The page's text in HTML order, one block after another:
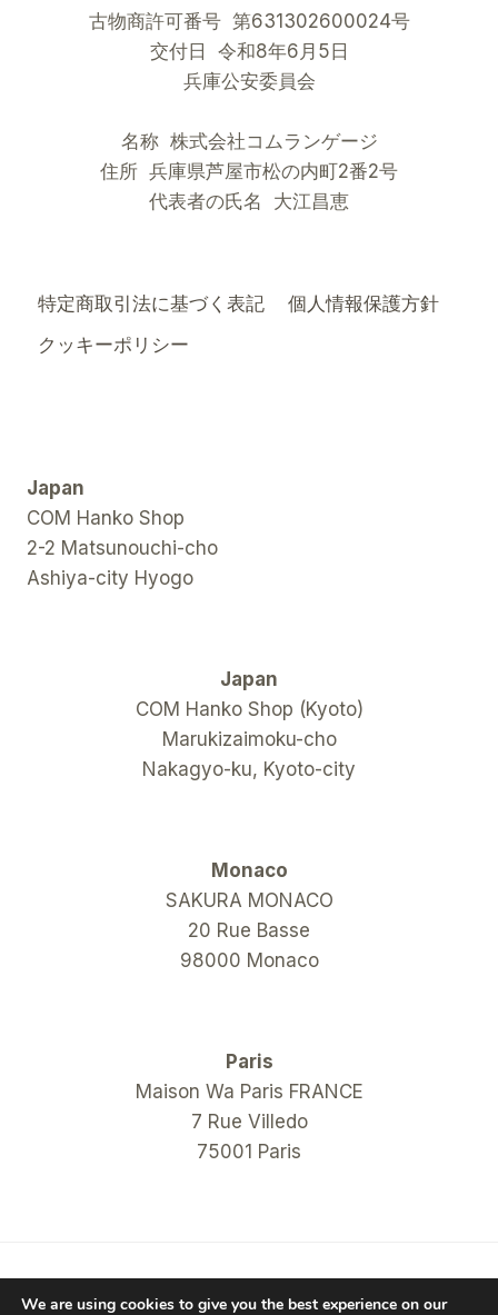
古物商許可番号 第631302600024号
交付日 令和8年6月5日
兵庫公安委員会
名称 株式会社コムランゲージ
住所 兵庫県芦屋市松の内町2番2号
代表者の氏名 大江昌恵
特定商取引法に基づく表記
個人情報保護方針
クッキーポリシー
Japan
COM Hanko Shop
2-2 Matsunouchi-cho
Ashiya-city Hyogo
Japan
COM Hanko Shop (Kyoto)
Marukizaimoku-cho
Nakagyo-ku, Kyoto-city
Monaco
SAKURA MONACO
20 Rue Basse
98000 Monaco
Paris
Maison Wa Paris FRANCE
7 Rue Villedo
75001 Paris
© 2026 COM Hanko Shop
We are using cookies to give you the best experience on our